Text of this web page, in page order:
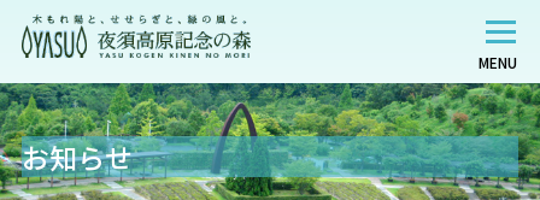
MENU
お知らせ